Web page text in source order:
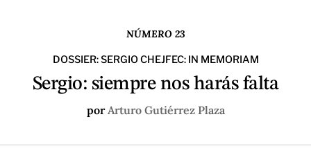
NÚMERO 23
DOSSIER: SERGIO CHEJFEC: IN MEMORIAM
Sergio: siempre nos harás falta
por Arturo Gutiérrez Plaza